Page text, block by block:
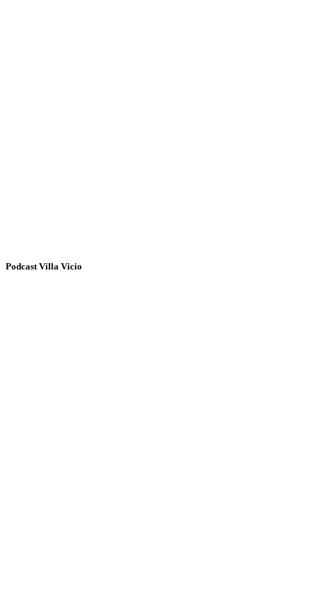
Podcast Villa Vicio